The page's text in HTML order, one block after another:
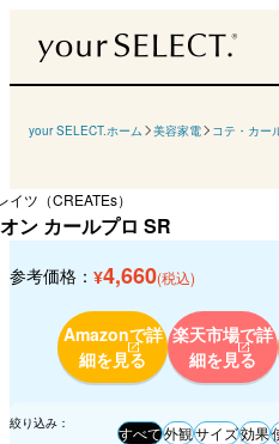
your SELECT.ホーム 美容家電 コテ・カー
イツ（CREATEs）
ン カールプロ SR
参考価格： ¥4,660(税込)
Amazonで詳
細を見る
楽天市場で詳
細を見る
絞り込み： すべて外観サイズ効果